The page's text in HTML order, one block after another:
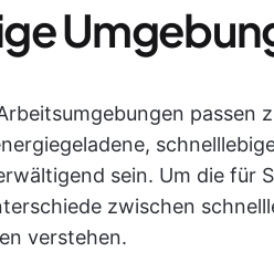
passen
sein. Um die für
zwischen
verstehen.